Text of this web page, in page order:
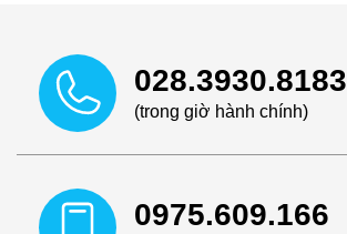
028.3930.8183
(trong giờ hành chính)
0975.609.166